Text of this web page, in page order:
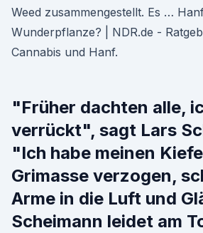
Weed zusammengestellt. Es …
Wunderpflanze? | NDR.de -
Cannabis und Hanf.
"Früher dachten alle,
verrückt", sagt Lars
"Ich habe meinen
Grimasse verzogen,
Arme in die Luft und
Scheimann leidet am